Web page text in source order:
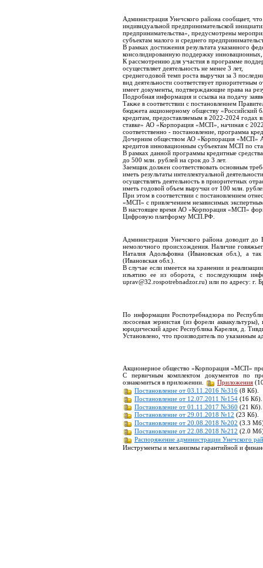
Администрация Унечского района сообщает,
индивидуальной предпринимательской
предпринимательства», предусмотрены
субъектам малого и среднего
В рамках достижения результата указанного
консолидированную поддержку
К рассмотрению для участия в программе
осуществляет деятельность не менее 3 лет,
среднегодовой темп роста выручки за 3
вид деятельности соответствует приоритетным
имеет документы, подтверждающие права на
Подробная информация и ссылка на подачу
Также в соответствии с постановлением
бюджета акционерному обществу «Российский
кредитам, предоставляемым в 2022-2024 годах
ставке» АО «Корпорация «МСП», начиная с
соответственно - постановление, программа
Дочерним обществом АО «Корпорация «МСП»
кредитов инновационным субъектам МСП по
В рамках данной программы кредитные
до 500 млн. рублей на срок до 3 лет.
Заемщик должен соответствовать основным
иметь результаты интеллектуальной
осуществлять деятельность в приоритетных
иметь годовой объем выручки от 100 млн.
При этом в соответствии с постановлением
«МСП» с привлечением независимых
В настоящее время АО «Корпорация «МСП»
Цифровую платформу МСП.РФ.
Администрация Унечского района доводит
немолочного происхождения. Наличие
Наталия Адольфовна (Ивановская обл.), а
(Ивановская обл.).
В случае если имеется на хранении и
изъятию ее из оборота, с последующим
uprav@32.rospotrebnadzor.ru) или по адресу: г.
По информации Роспотребнадзора по
лососевая зернистая (из форели
юридический адрес Республика Карелия, д.
Установлено, что производитель по указанным
Акционерное общество «Корпорация «МСП»
С первичным комплектом документов по
ознакомиться в приложении.
Приложения
Постановление от 03.11.2016 №316 (8 Кб).
Постановление от 12.07.2011 №154 (16 Кб).
Постановление от 01.11.2017 №360 (21 Кб).
Постановление от 29.01.2018 №12 (23 Кб).
Постановление от 20.08.2018 №202 (3.3
Постановление от 22.08.2018 №212 (2.0
Распоряжение администрации Унечского
Инструменты и механизмы гарантийной и